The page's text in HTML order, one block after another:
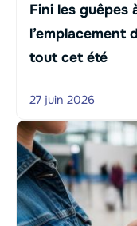
Fini les guêpes
l’emplacement
tout cet été
27 juin 2026